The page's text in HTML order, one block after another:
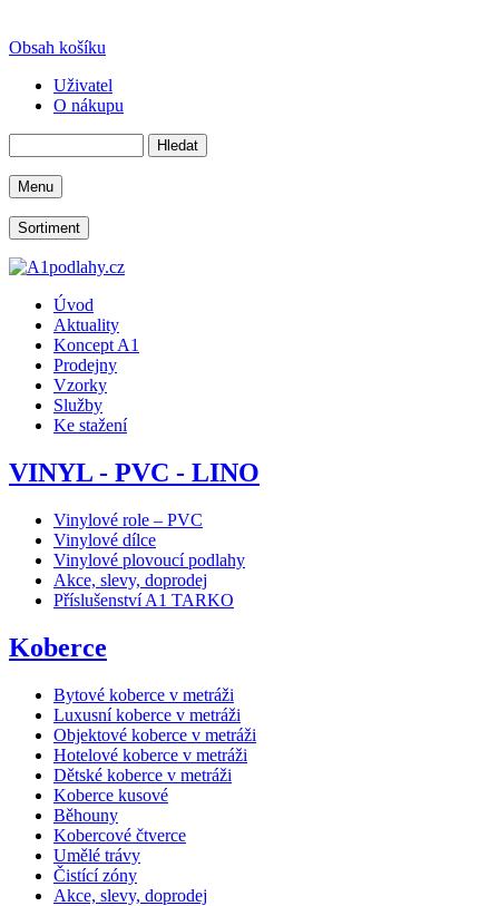
Obsah košíku
Uživatel
O nákupu
Menu
Sortiment
Úvod
Aktuality
Koncept A1
Prodejny
Vzorky
Služby
Ke stažení
VINYL - PVC - LINO
Vinylové role – PVC
Vinylové dílce
Vinylové plovoucí podlahy
Akce, slevy, doprodej
Příslušenství A1 TARKO
Koberce
Bytové koberce v metráži
Luxusní koberce v metráži
Objektové koberce v metráži
Hotelové koberce v metráži
Dětské koberce v metráži
Koberce kusové
Běhouny
Kobercové čtverce
Umělé trávy
Čistící zóny
Akce, slevy, doprodej